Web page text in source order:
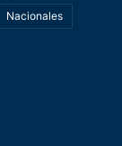
Nacionales